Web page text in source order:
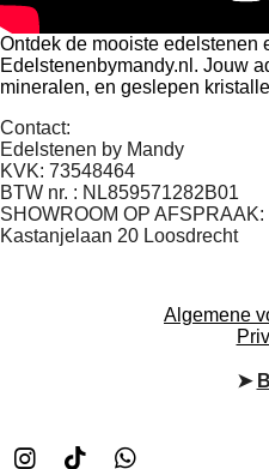
Ontdek de mooiste edelstenen
Edelstenenbymandy.nl. Jouw
mineralen, en geslepen
Contact:
Edelstenen by Mandy
KVK: 73548464
BTW nr. : NL859571282B01
SHOWROOM OP AFSPRAAK:
Kastanjelaan 20 Loosdrecht
Algemene
➤